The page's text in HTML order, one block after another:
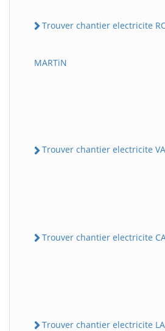
Trouver chantier electricite
MARTiN
Trouver chantier electricite
Trouver chantier electricite
Trouver chantier electricite LA